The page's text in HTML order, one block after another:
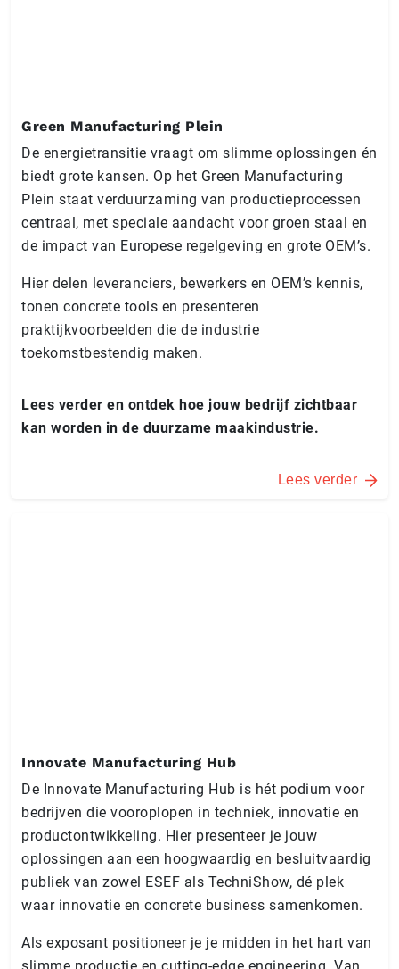
Green Manufacturing Plein
De energietransitie vraagt om slimme oplossingen én
biedt grote kansen. Op het Green Manufacturing
Plein staat verduurzaming van productieprocessen
centraal, met speciale aandacht voor groen staal en
de impact van Europese regelgeving en grote OEM’s.
Hier delen leveranciers, bewerkers en OEM’s kennis,
tonen concrete tools en presenteren
praktijkvoorbeelden die de industrie
toekomstbestendig maken.
Lees verder en ontdek hoe jouw bedrijf zichtbaar
kan worden in de duurzame maakindustrie.
Lees verder
Innovate Manufacturing Hub
De Innovate Manufacturing Hub is hét podium voor
bedrijven die vooroplopen in techniek, innovatie en
productontwikkeling. Hier presenteer je jouw
oplossingen aan een hoogwaardig en besluitvaardig
publiek van zowel ESEF als TechniShow, dé plek
waar innovatie en concrete business samenkomen.
Als exposant positioneer je je midden in het hart van